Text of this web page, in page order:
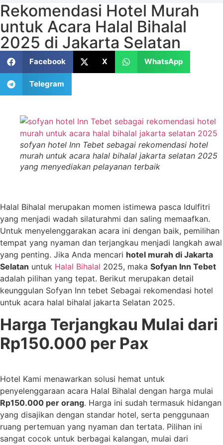
Rekomendasi Hotel Murah
untuk Acara Halal Bihalal
2025 di Jakarta Selatan
Facebook X WhatsApp
Telegram
sofyan hotel Inn Tebet sebagai rekomendasi hotel
murah untuk acara halal bihalal jakarta selatan 2025
yang menyediakan pelayanan terbaik
Halal Bihalal merupakan momen istimewa pasca Idulfitri
yang menjadi wadah silaturahmi dan saling memaafkan.
Untuk menyelenggarakan acara ini dengan baik, pemilihan
tempat yang nyaman dan terjangkau menjadi langkah awal
yang penting. Jika Anda mencari hotel murah di Jakarta
Selatan untuk Halal Bihalal 2025, maka Sofyan Inn Tebet
adalah pilihan yang tepat. Berikut merupakan detail
keunggulan Sofyan Inn tebet Sebagai rekomendasi hotel
untuk acara halal bihalal jakarta Selatan 2025.
Harga Terjangkau Mulai dari
Rp150.000 per Pax
Hotel Kami menawarkan solusi hemat untuk
penyelenggaraan acara Halal Bihalal dengan harga mulai
Rp150.000 per orang. Harga ini sudah termasuk hidangan
yang disajikan dengan standar hotel, serta penggunaan
ruang pertemuan yang nyaman dan tertata. Pilihan ini
sangat cocok untuk berbagai kalangan, mulai dari